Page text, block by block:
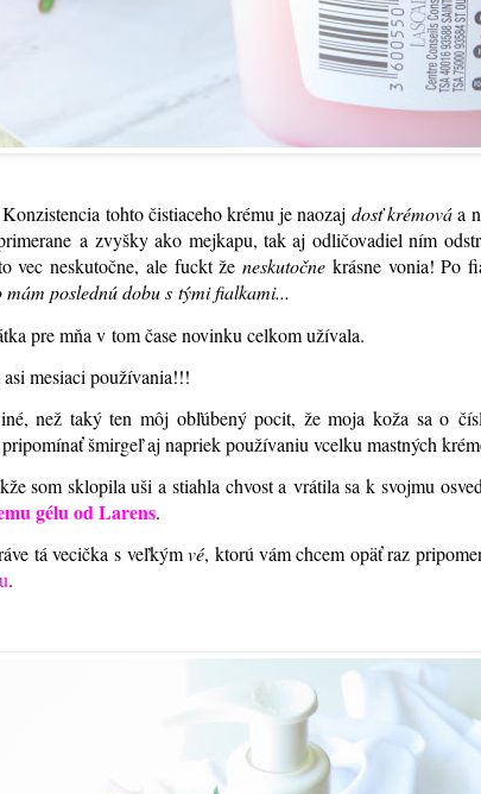
tohto čistiaceho krému je naozaj dosť krémováa
a zvyšky ako mejkapu, tak aj odličovadiel ním
vec neskutočne, ale fuckt ženeskutočne krásne vonia! Po
mám poslednú dobu s tými fialkami...
pre mňa v tom čase novinku celkom užívala.
asi mesiaci používania!!!
než taký ten môj obľúbený pocit, že moja koža sa o
šmirgeľ aj napriek používaniu vcelku mastných
som sklopila uši a stiahla chvost a vrátila sa k svojmu
gélu od Larens.
tá vecička s veľkýmvé, ktorú vám chcem opäť raz
.